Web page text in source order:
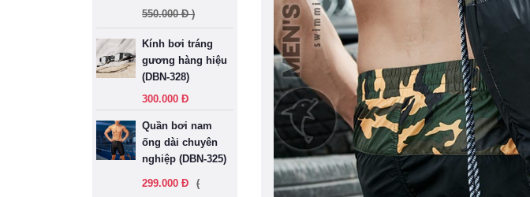
550.000 Đ )
Kính bơi tráng
gương hàng hiệu
(DBN-328)
300.000 Đ
Quần bơi nam
ống dài chuyên
nghiệp (DBN-325)
299.000 Đ
(